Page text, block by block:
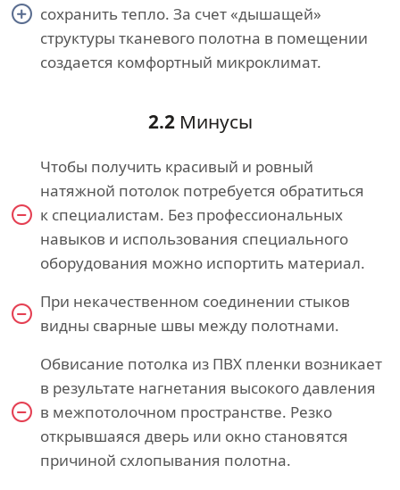
сохранить тепло. За счет «дышащей»
структуры тканевого полотна в помещении
создается комфортный микроклимат.
2.2Минусы
Чтобы получить красивый и ровный
натяжной потолок потребуется обратиться
к специалистам. Без профессиональных
навыков и использования специального
оборудования можно испортить материал.
При некачественном соединении стыков
видны сварные швы между полотнами.
Обвисание потолка из ПВХ пленки возникает
в результате нагнетания высокого давления
в межпотолочном пространстве. Резко
открывшаяся дверь или окно становятся
причиной схлопывания полотна.